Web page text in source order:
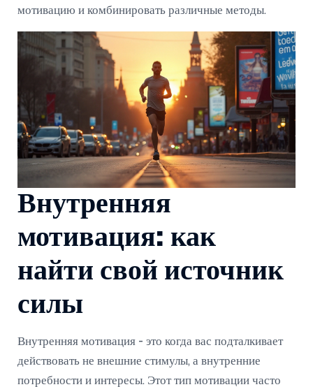
мотивацию и комбинировать различные методы.
Внутренняя
мотивация: как
найти свой источник
силы
Внутренняя мотивация - это когда вас подталкивает
действовать не внешние стимулы, а внутренние
потребности и интересы. Этот тип мотивации часто